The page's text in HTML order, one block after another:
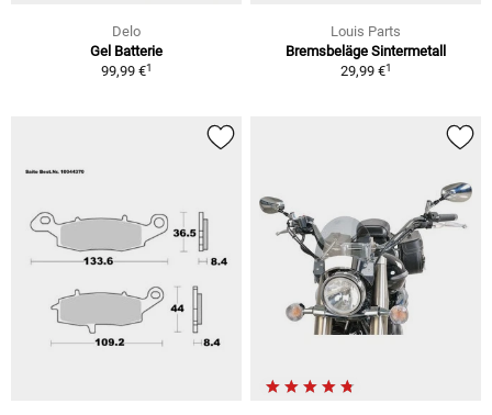
Delo
Gel Batterie
99,99 €1
Louis Parts
Bremsbeläge Sintermetall
29,99 €1